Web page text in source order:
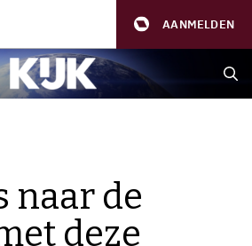
AANMELDEN
naar de
deze